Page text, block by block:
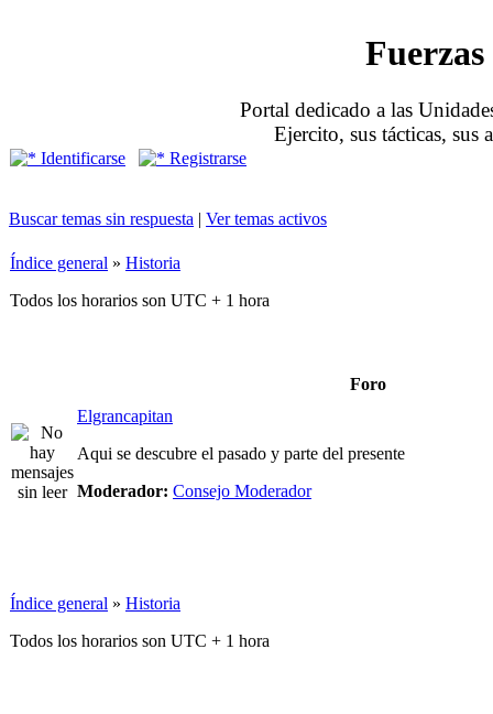
Portal dedicado a las
Ejercito, sus tácticas, sus
Identificarse Registrarse
Buscar temas sin respuesta | Ver temas activos
Índice general » Historia
Todos los horarios son UTC + 1 hora
Foro
Elgrancapitan
Aqui se descubre el pasado y parte del presente
Moderador: Consejo Moderador
Índice general » Historia
Todos los horarios son UTC + 1 hora